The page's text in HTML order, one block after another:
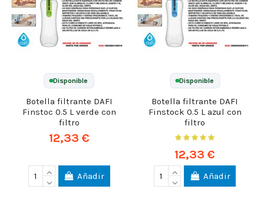
Disponible
Botella filtrante DAFI
Finstoc 0.5 L verde con
filtro
12,33 €
Añadir
Disponible
Botella filtrante DAFI
Finstock 0.5 L azul con
filtro
12,33 €
Añadir